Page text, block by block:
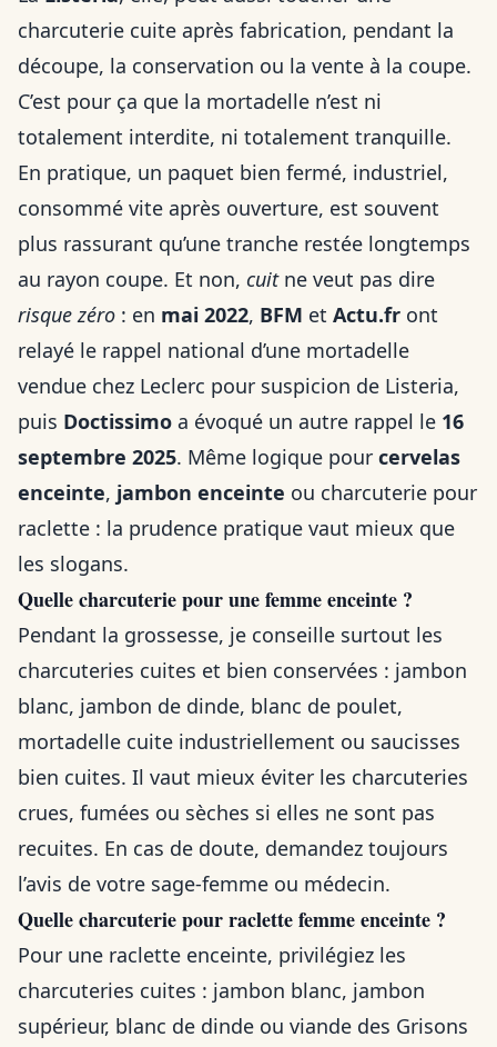
charcuterie cuite après fabrication, pendant la
découpe, la conservation ou la vente à la coupe.
C’est pour ça que la mortadelle n’est ni
totalement interdite, ni totalement tranquille.
En pratique, un paquet bien fermé, industriel,
consommé vite après ouverture, est souvent
plus rassurant qu’une tranche restée longtemps
au rayon coupe. Et non, cuitne veut pas dire
risque zéro : en mai 2022, BFM et Actu.fr ont
relayé le rappel national d’une mortadelle
vendue chez Leclerc pour suspicion de Listeria,
puis Doctissimo a évoqué un autre rappel le 16
septembre 2025. Même logique pour cervelas
enceinte, jambon enceinte ou charcuterie pour
raclette : la prudence pratique vaut mieux que
les slogans.
Quelle charcuterie pour une femme enceinte ?
Pendant la grossesse, je conseille surtout les
charcuteries cuites et bien conservées : jambon
blanc, jambon de dinde, blanc de poulet,
mortadelle cuite industriellement ou saucisses
bien cuites. Il vaut mieux éviter les charcuteries
crues, fumées ou sèches si elles ne sont pas
recuites. En cas de doute, demandez toujours
l’avis de votre sage-femme ou médecin.
Quelle charcuterie pour raclette femme enceinte ?
Pour une raclette enceinte, privilégiez les
charcuteries cuites : jambon blanc, jambon
supérieur, blanc de dinde ou viande des Grisons